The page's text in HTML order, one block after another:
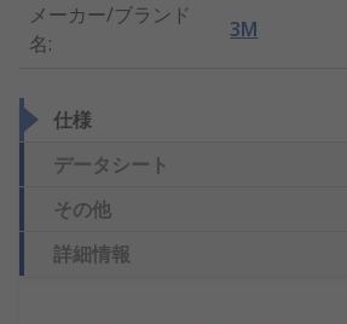
メーカー/ブランド
名:
3M
仕様
データシート
その他
詳細情報